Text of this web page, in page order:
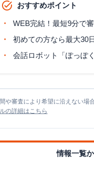
おすすめポイント
WEB完結！最短9分で
初めての方なら最大30
会話ロボット「ぽっぽ
や審査により希望に沿えない場
の詳細はこちら
情報一覧